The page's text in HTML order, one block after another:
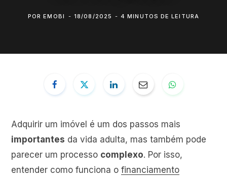
POREMOBI 18/08/2025 4 MINUTOS DE LEITURA
Adquirir um imóvel é um dos passos mais
importantes da vida adulta, mas também pode
parecer um processo complexo. Por isso,
entender como funciona o financiamento